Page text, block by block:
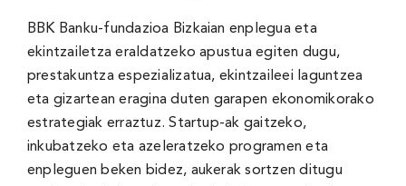
BBK Banku-fundazioa Bizkaian enplegua eta
ekintzailetza eraldatzeko apustua egiten dugu,
prestakuntza espezializatua, ekintzaileei laguntzea
eta gizartean eragina duten garapen ekonomikorako
estrategiak erraztuz. Startup-ak gaitzeko,
inkubatzeko eta azeleratzeko programen eta
enpleguen beken bidez, aukerak sortzen ditugu